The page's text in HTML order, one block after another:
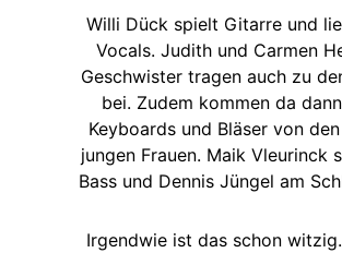
Willi Dück spielt Gitarre und
Vocals. Judith und Carmen
Geschwister tragen auch zu
bei. Zudem kommen da
Keyboards und Bläser von
jungen Frauen. Maik Vleurinck
Bass und Dennis Jüngel am
Irgendwie ist das schon